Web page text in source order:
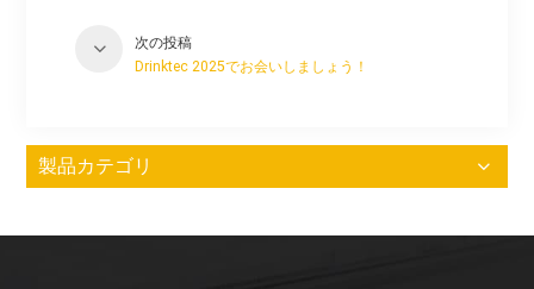
次の投稿
Drinktec 2025でお会いしましょう！
製品カテゴリ